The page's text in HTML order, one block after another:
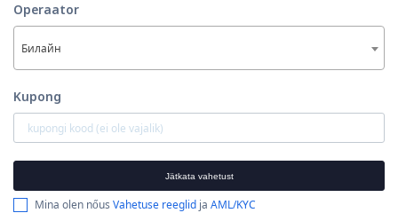
Operaator
Билайн
Kupong
Jätkata vahetust
Mina olen nőus Vahetuse reeglid ja AML/KYC